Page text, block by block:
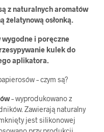
z naturalnych aromatów
żelatynową osłonką.
wygodne i poręczne
kulek do
aplikatora.
– czym są?
– wyprodukowano z
Zawierają naturalny
jest silikonowej